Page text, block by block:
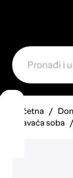
Početna
Spavaća soba